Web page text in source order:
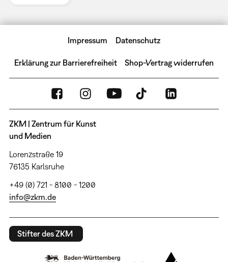
Impressum Datenschutz
Erklärung zur Barrierefreiheit Shop-Vertrag widerrufen
ZKM | Zentrum für Kunst
und Medien
Lorenzstraße 19
76135 Karlsruhe
+49 (0) 721 - 8100 - 1200
info@zkm.de
Stifter des ZKM